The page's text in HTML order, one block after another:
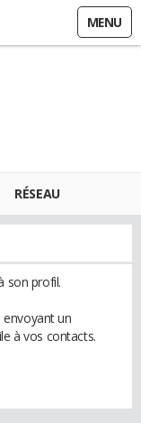
MENU
RÉSEAU
son profil.
envoyant un
à vos contacts.